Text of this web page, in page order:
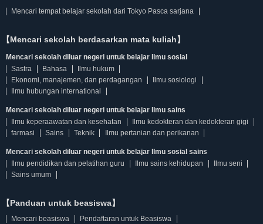
Mencari tempat belajar sekolah dari Tokyo Pasca sarjana
【Mencari sekolah berdasarkan mata kuliah】
Mencari sekolah diluar negeri untuk belajar Ilmu sosial
Sastra
Bahasa
Ilmu hukum
Ekonomi, manajemen, dan perdagangan
Ilmu sosiologi
Ilmu hubungan international
Mencari sekolah diluar negeri untuk belajar Ilmu sains
Ilmu keperaawatan dan kesehatan
Ilmu kedokteran dan kedokteran gigi
farmasi
Sains Teknik Ilmu pertanian dan perikanan
Mencari sekolah diluar negeri untuk belajar Ilmu sosial sains
Ilmu pendidikan dan pelatihan guru
Ilmu sains kehidupan
Ilmu seni
Sains umum
【Panduan untuk beasiswa】
Mencari beasiswa
Pendaftaran untuk Beasiswa